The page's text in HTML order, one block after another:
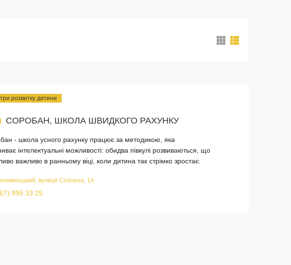
розвитку дитини
СОРОБАН, ШКОЛА ШВИДКОГО РАХУНКУ
- школа усного рахунку працює за методикою, яка
інтелектуальні можливості: обидва півкулі розвиваються, що
важливо в ранньому віці, коли дитина так стрімко зростає.
вулиця Соборна, 1А
995 33 25